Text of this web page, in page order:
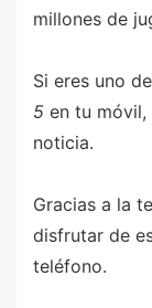
millones de
Si eres uno
5 en tu
noticia.
Gracias a la
disfrutar de
teléfono.